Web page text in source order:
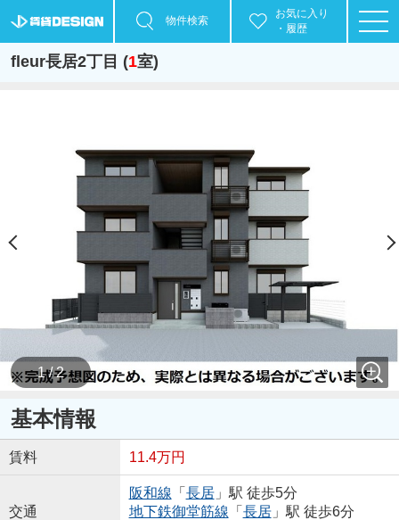
物件検索
お気に入り
・履歴
fleur長居2丁目 (1室)
1 / 2
基本情報
賃料 11.4万円
交通
阪和線 「 長居」駅 徒歩5分
地下鉄御堂筋線 「 長居」駅 徒歩6分